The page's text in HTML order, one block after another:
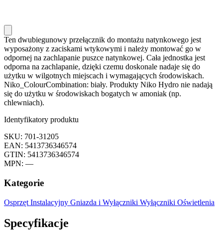
Ten dwubiegunowy przełącznik do montażu natynkowego jest
wyposażony z zaciskami wtykowymi i należy montować go w
odpornej na zachlapanie puszce natynkowej. Cała jednostka jest
odporna na zachlapanie, dzięki czemu doskonale nadaje się do
użytku w wilgotnych miejscach i wymagających środowiskach.
Niko_ColourCombination: biały. Produkty Niko Hydro nie nadają
się do użytku w środowiskach bogatych w amoniak (np.
chlewniach).
Identyfikatory produktu
SKU: 701-31205
EAN: 5413736346574
GTIN: 5413736346574
MPN: —
Kategorie
Osprzęt Instalacyjny Gniazda i Wyłączniki Wyłączniki Oświetlenia
Specyfikacje